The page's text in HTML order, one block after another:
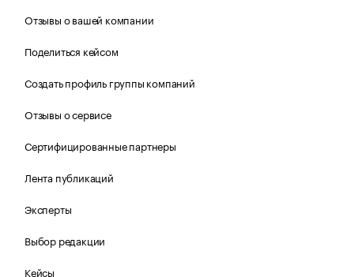
Отзывы о вашей компании
Поделиться кейсом
Создать профиль группы компаний
Отзывы о сервисе
Сертифицированные партнеры
Лента публикаций
Эксперты
Выбор редакции
Кейсы